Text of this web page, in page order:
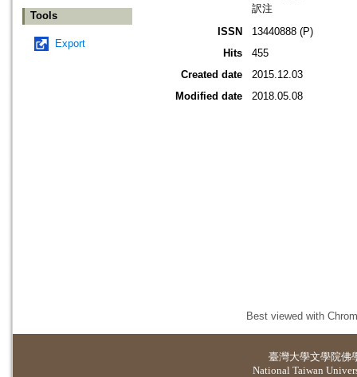
Tools
Export
訳注
ISSN
13440888 (P)
Hits
455
Created date
2015.12.03
Modified date
2018.05.08
Best viewed with
臺灣大學文學院佛
National Taiwan